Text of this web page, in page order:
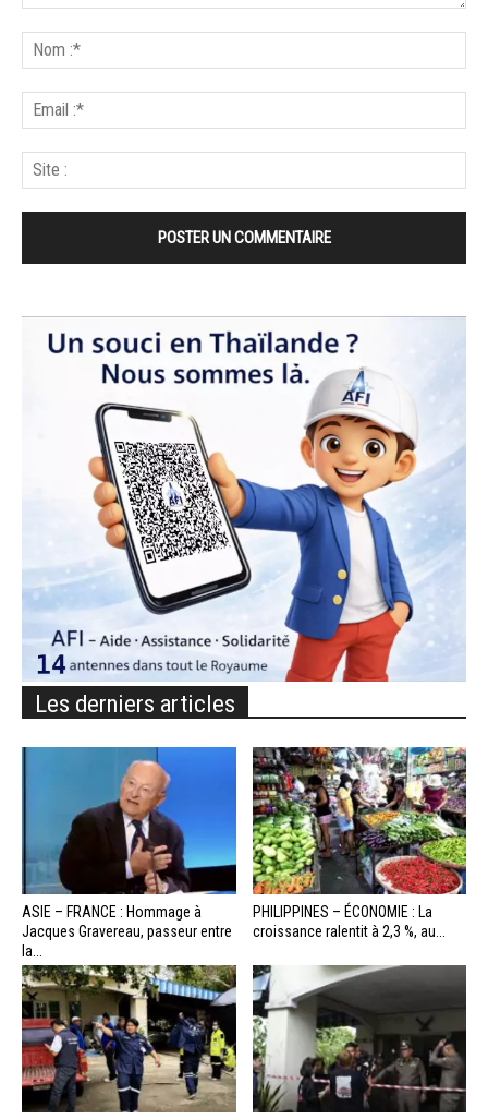
Les derniers articles
ASIE – FRANCE : Hommage à
Jacques Gravereau, passeur entre
la...
PHILIPPINES – ÉCONOMIE : La
croissance ralentit à 2,3 %, au...